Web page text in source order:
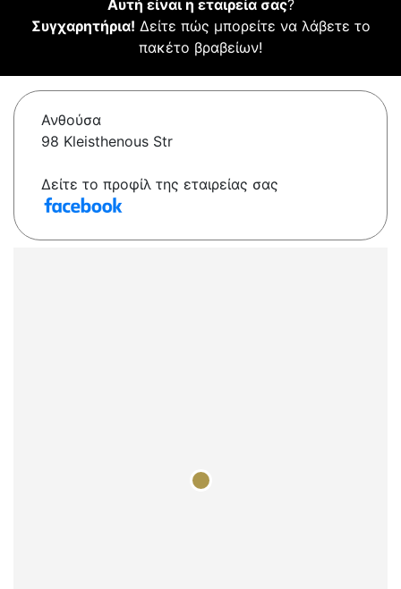
Αυτή είναι η εταιρεία σας?
Συγχαρητήρια! Δείτε πώς μπορείτε να λάβετε το
πακέτο βραβείων!
Ανθούσα
98 Kleisthenous Str
Δείτε το προφίλ της εταιρείας σας